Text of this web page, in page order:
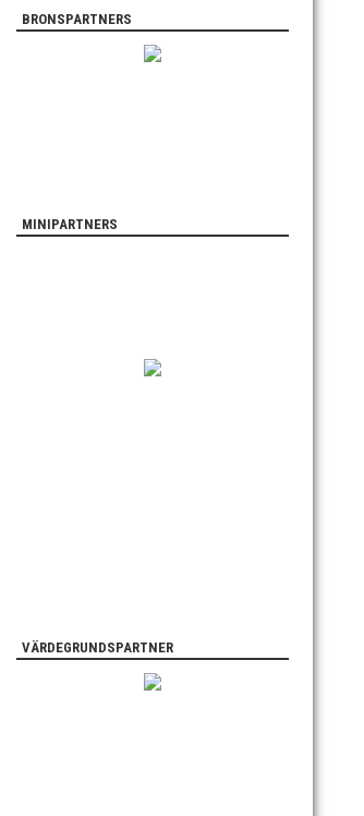
BRONSPARTNERS
MINIPARTNERS
VÄRDEGRUNDSPARTNER